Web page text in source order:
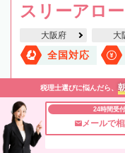
スリーアロ
大阪府 大
全国対応
税理士選びに悩んだら、
24時間受
メールで